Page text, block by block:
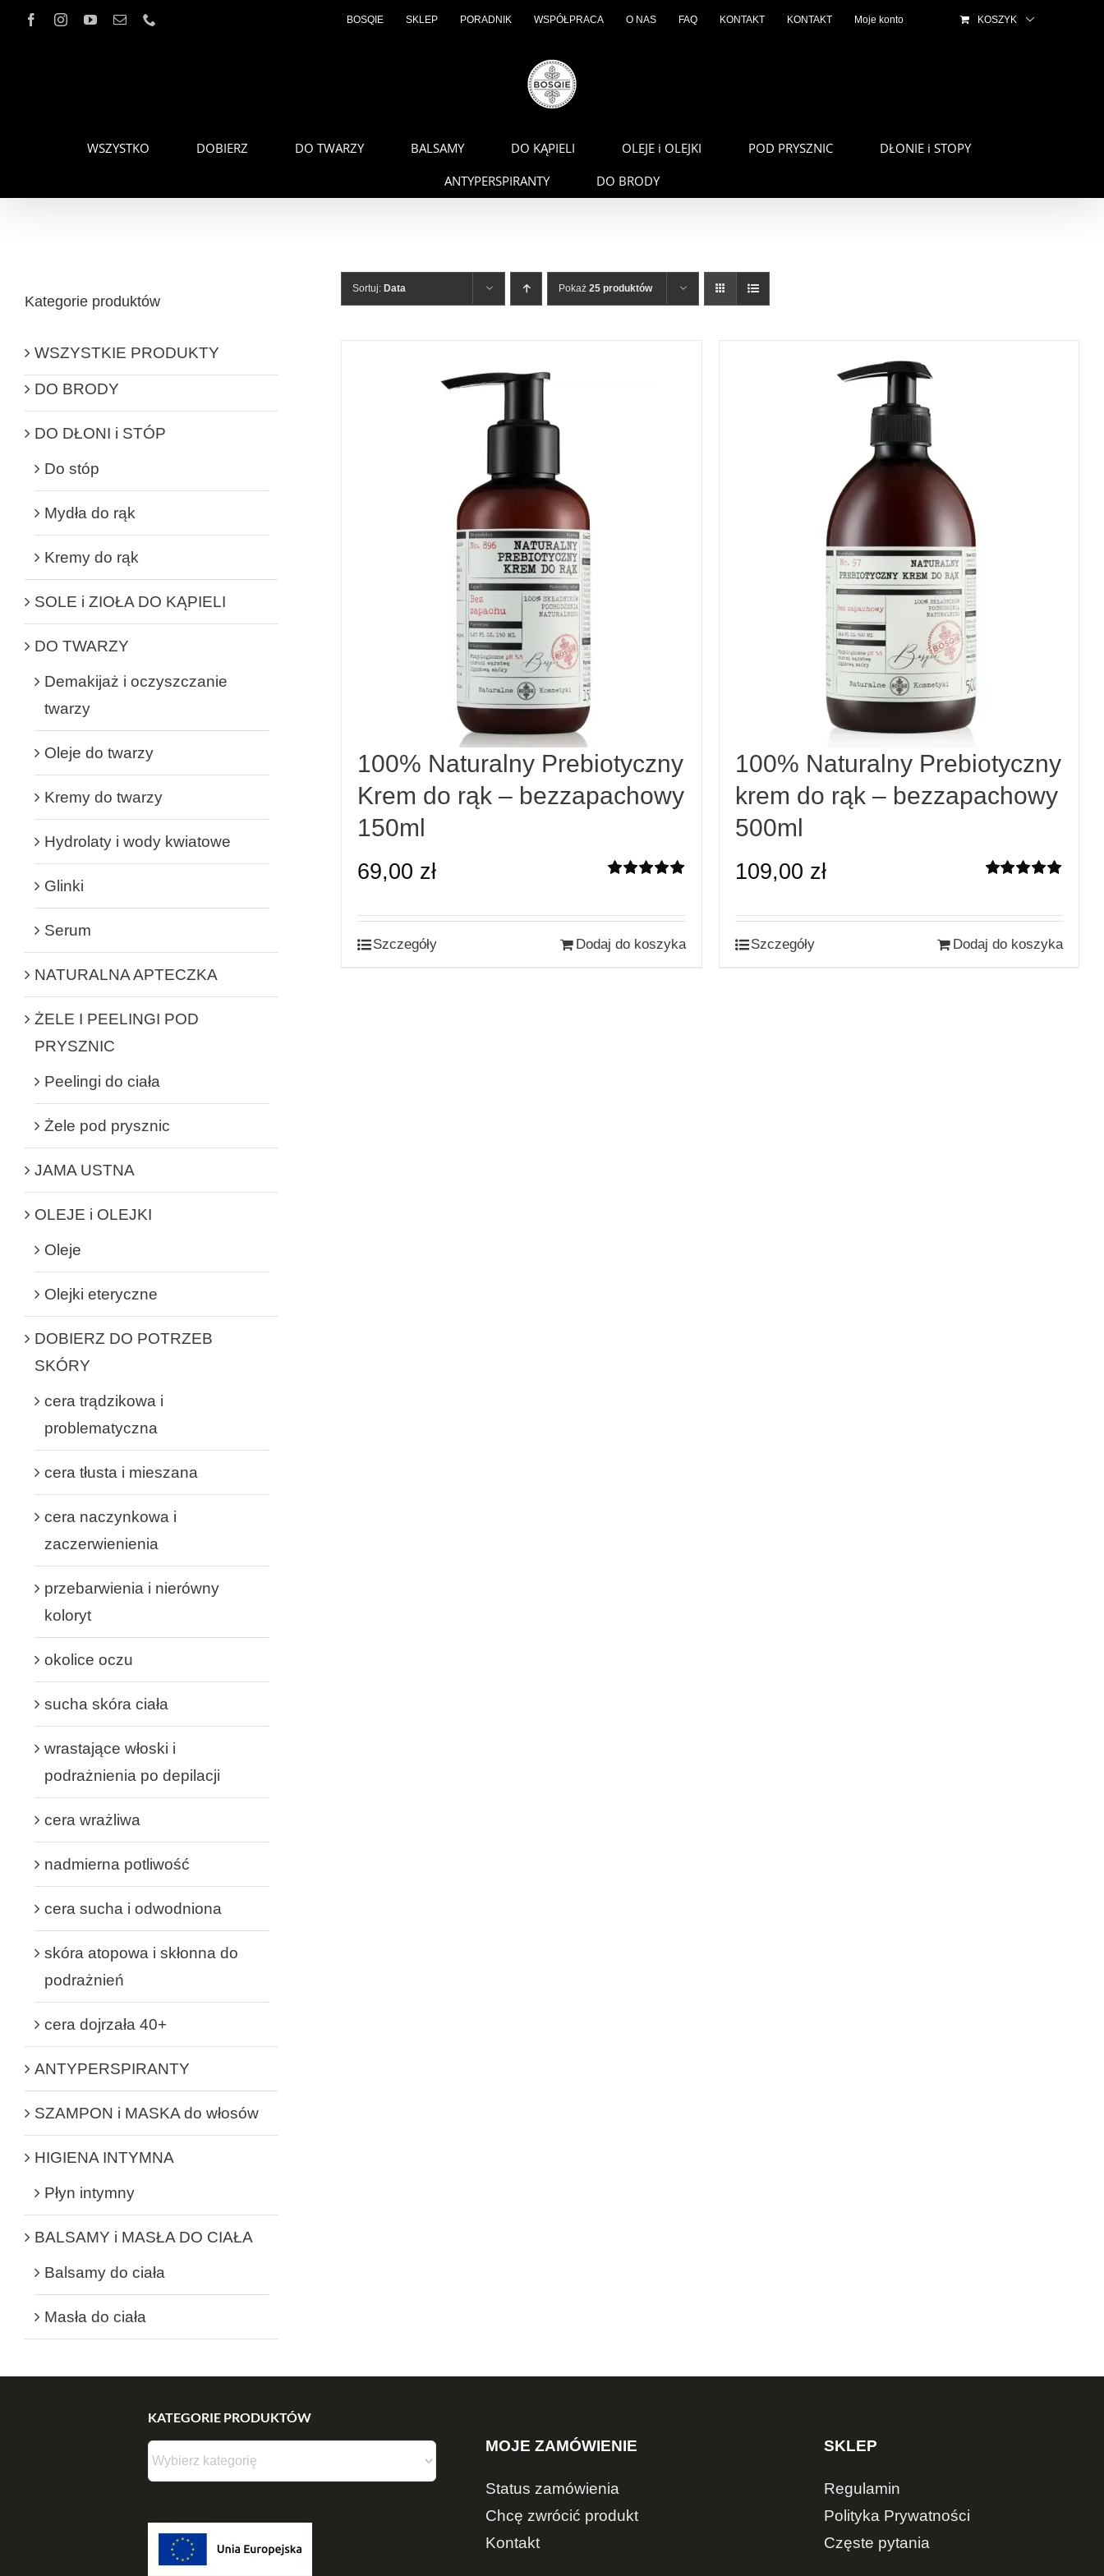
PrzejdźFacebookInstagramYouTube
Email BOSQIE SKLEP PORADNIK WSPÓŁPRACA O NAS FAQ KONTAKT KONTAKT Moje konto KOSZYK
WSZYSTKO DOBIERZ DO TWARZY BALSAMY DO KĄPIELI OLEJE i OLEJKI POD PRYSZNIC
DŁONIE i STOPY
ANTYPERSPIRANTY
DO BRODY
Sortuj: Data Pokaż25 produktów
100% Naturalny Prebiotyczny
Krem do rąk – bezzapachowy
150ml
69,00 zł
Dodaj do koszyka
Szczegóły
100% Naturalny Prebiotyczny
krem do rąk – bezzapachowy
500ml
109,00 zł
Dodaj do koszyka
Szczegóły
Kategorie produktów
DO BRODY
DO DŁONI i STÓP
Do stóp
Mydła do rąk
Kremy do rąk
SOLE i ZIOŁA DO KĄPIELI
DO TWARZY
Demakijaż i oczyszczanie
twarzy
Oleje do twarzy
Kremy do twarzy
Hydrolaty i wody kwiatowe
Glinki
Serum
NATURALNA APTECZKA
ŻELE I PEELINGI POD
PRYSZNIC
Peelingi do ciała
Żele pod prysznic
JAMA USTNA
OLEJE i OLEJKI
Oleje
Olejki eteryczne
DOBIERZ DO POTRZEB
SKÓRY
cera trądzikowa i
problematyczna
cera tłusta i mieszana
cera naczynkowa i
zaczerwienienia
przebarwienia i nierówny
koloryt
okolice oczu
sucha skóra ciała
wrastające włoski i
podrażnienia po depilacji
cera wrażliwa
nadmierna potliwość
cera sucha i odwodniona
skóra atopowa i skłonna do
podrażnień
cera dojrzała 40+
ANTYPERSPIRANTY
WSZYSTKIE PRODUKTY
SZAMPON i MASKA do włosów
HIGIENA INTYMNA
Płyn intymny
BALSAMY i MASŁA DO CIAŁA
Balsamy do ciała
Masła do ciała
KATEGORIE PRODUKTÓW
MOJE ZAMÓWIENIE
Status zamówienia
Chcę zwrócić produkt
Kontakt
SKLEP
Regulamin
Polityka Prywatności
Częste pytania